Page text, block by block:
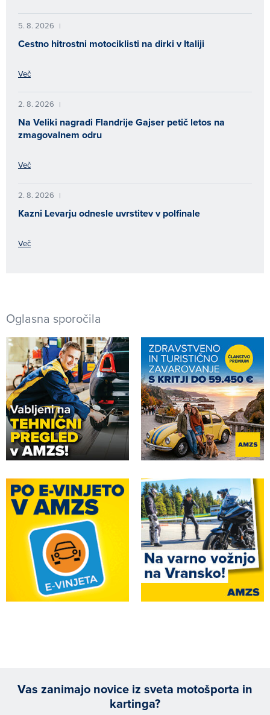
5. 8. 2026 |
Cestno hitrostni motociklisti na dirki v Italiji
Več
2. 8. 2026 |
Na Veliki nagradi Flandrije Gajser petič letos na
zmagovalnem odru
Več
2. 8. 2026 |
Kazni Levarju odnesle uvrstitev v polfinale
Več
Oglasna sporočila
Vas zanimajo novice iz sveta motošporta in
kartinga?